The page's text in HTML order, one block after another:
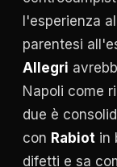
l'esperienza
parentesi
Allegri
Napoli come
due è
con Rabiot in
difetti e sa